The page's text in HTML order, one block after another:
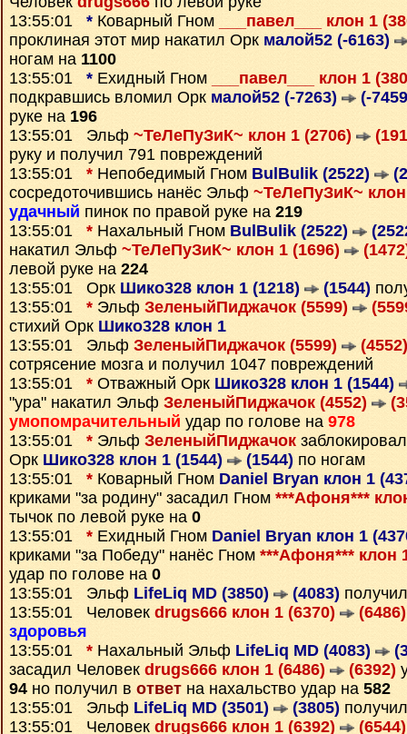
13:55:01 * Коварный Гном
___павел___ клон 1
проклиная этот мир накатил Орк малой52 (-6163)
ногам на 1100
13:55:01 * Ехидный Гном
___павел___ клон 1
подкравшись вломил Орк малой52 (-7263)
(-
руке на 196
13:55:01 Эльф ~ТеЛеПуЗиК~ клон 1 (2706)
руку и получил 791 повреждений
13:55:01 * Непобедимый Гном BulBulik (2522)
сосредоточившись нанёс Эльф ~ТеЛеПуЗиК~
удачный пинок по правой руке на 219
13:55:01 * Нахальный Гном BulBulik (2522)
накатил Эльф ~ТеЛеПуЗиК~ клон 1 (1696)
левой руке на 224
13:55:01 Орк Шико328 клон 1 (1218) (1544)
13:55:01 * Эльф ЗеленыйПиджачок (5599)
стихий Орк Шико328 клон 1
13:55:01 Эльф ЗеленыйПиджачок (5599)
(4552)
сотрясение мозга и получил 1047 повреждений
13:55:01 * Отважный Орк Шико328 клон 1 (1544)
"ура" накатил Эльф ЗеленыйПиджачок (4552)
умопомрачительный удар по голове на 978
13:55:01 * Эльф ЗеленыйПиджачок
Орк Шико328 клон 1 (1544) (1544) по ногам
13:55:01 * Коварный Гном Daniel Bryan клон 1
криками "за родину" засадил Гном ***Афоня***
тычок по левой руке на 0
13:55:01 * Ехидный Гном Daniel Bryan клон 1
криками "за Победу" нанёс Гном ***Афоня*** клон
удар по голове на 0
13:55:01 Эльф LifeLiq MD (3850) (4083)
13:55:01 Человек drugs666 клон 1 (6370) (6486)
здоровья
13:55:01 * Нахальный Эльф LifeLiq MD (4083)
засадил Человек drugs666 клон 1 (6486) (6392)
94 но получил в ответ на нахальство удар на 582
13:55:01 Эльф LifeLiq MD (3501) (3805)
13:55:01 Человек drugs666 клон 1 (6392) (6544)